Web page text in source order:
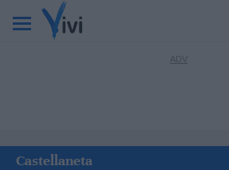
Castellaneta